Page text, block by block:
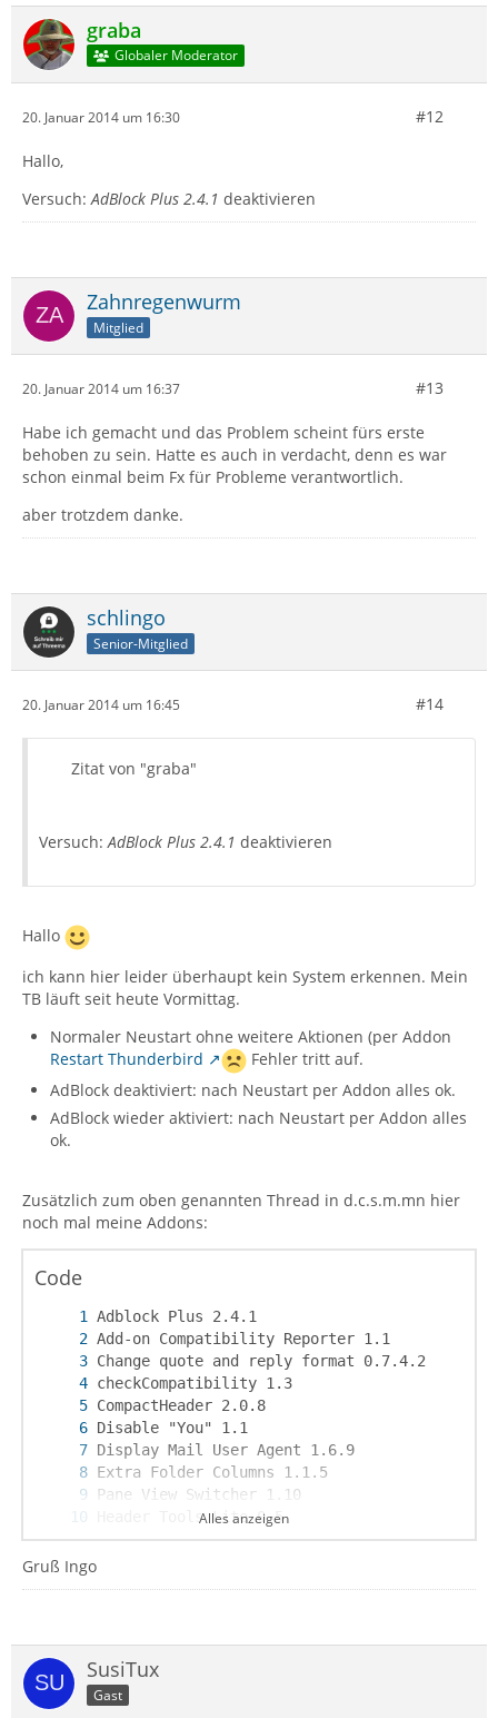
graba
Globaler Moderator
20. Januar 2014 um 16:30 #12
Hallo,
Versuch:AdBlock Plus 2.4.1 deaktivieren
Zahnregenwurm
Mitglied
20. Januar 2014 um 16:37 #13
Habe ich gemacht und das Problem scheint fürs erste
behoben zu sein. Hatte es auch in verdacht, denn es war
schon einmal beim Fx für Probleme verantwortlich.
aber trotzdem danke.
schlingo
Senior-Mitglied
20. Januar 2014 um 16:45 #14
Zitat von "graba"
Versuch:AdBlock Plus 2.4.1 deaktivieren
Hallo
ich kann hier leider überhaupt kein System erkennen. Mein
TB läuft seit heute Vormittag.
Normaler Neustart ohne weitere Aktionen (per Addon
Restart Thunderbird
Fehler tritt auf.
AdBlock deaktiviert: nach Neustart per Addon alles ok.
AdBlock wieder aktiviert: nach Neustart per Addon alles
ok.
Zusätzlich zum oben genannten Thread in d.c.s.m.mn hier
noch mal meine Addons:
Code
Alles anzeigen
Gruß Ingo
SusiTux
Gast